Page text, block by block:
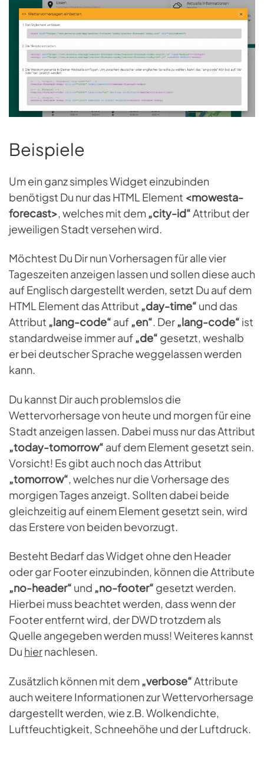
Beispiele
Um ein ganz simples Widget einzubinden
benötigst Du nur das HTML Element <mowesta-
forecast>, welches mit dem„city-id“Attribut der
jeweiligen Stadt versehen wird.
Möchtest Du Dir nun Vorhersagen für alle vier
Tageszeiten anzeigen lassen und sollen diese auch
auf Englisch dargestellt werden, setzt Du auf dem
HTML Element das Attribut „day-time“ und das
Attribut „lang-code“ auf„en“. Der„lang-code“ ist
standardweise immer auf„de“ gesetzt, weshalb
er bei deutscher Sprache weggelassen werden
kann.
Du kannst Dir auch problemslos die
Wettervorhersage von heute und morgen für eine
Stadt anzeigen lassen. Dabei muss nur das Attribut
„today-tomorrow“ auf dem Element gesetzt sein.
Vorsicht! Es gibt auch noch das Attribut
„tomorrow“, welches nur die Vorhersage des
morgigen Tages anzeigt. Sollten dabei beide
gleichzeitig auf einem Element gesetzt sein, wird
das Erstere von beiden bevorzugt.
Besteht Bedarf das Widget ohne den Header
oder gar Footer einzubinden, können die Attribute
„no-header“ und „no-footer“ gesetzt werden.
Hierbei muss beachtet werden, dass wenn der
Footer entfernt wird, der DWD trotzdem als
Quelle angegeben werden muss! Weiteres kannst
Du hiernachlesen.
Zusätzlich können mit dem„verbose“Attribute
auch weitere Informationen zur Wettervorhersage
dargestellt werden, wie z.B. Wolkendichte,
Luftfeuchtigkeit, Schneehöhe und der Luftdruck.